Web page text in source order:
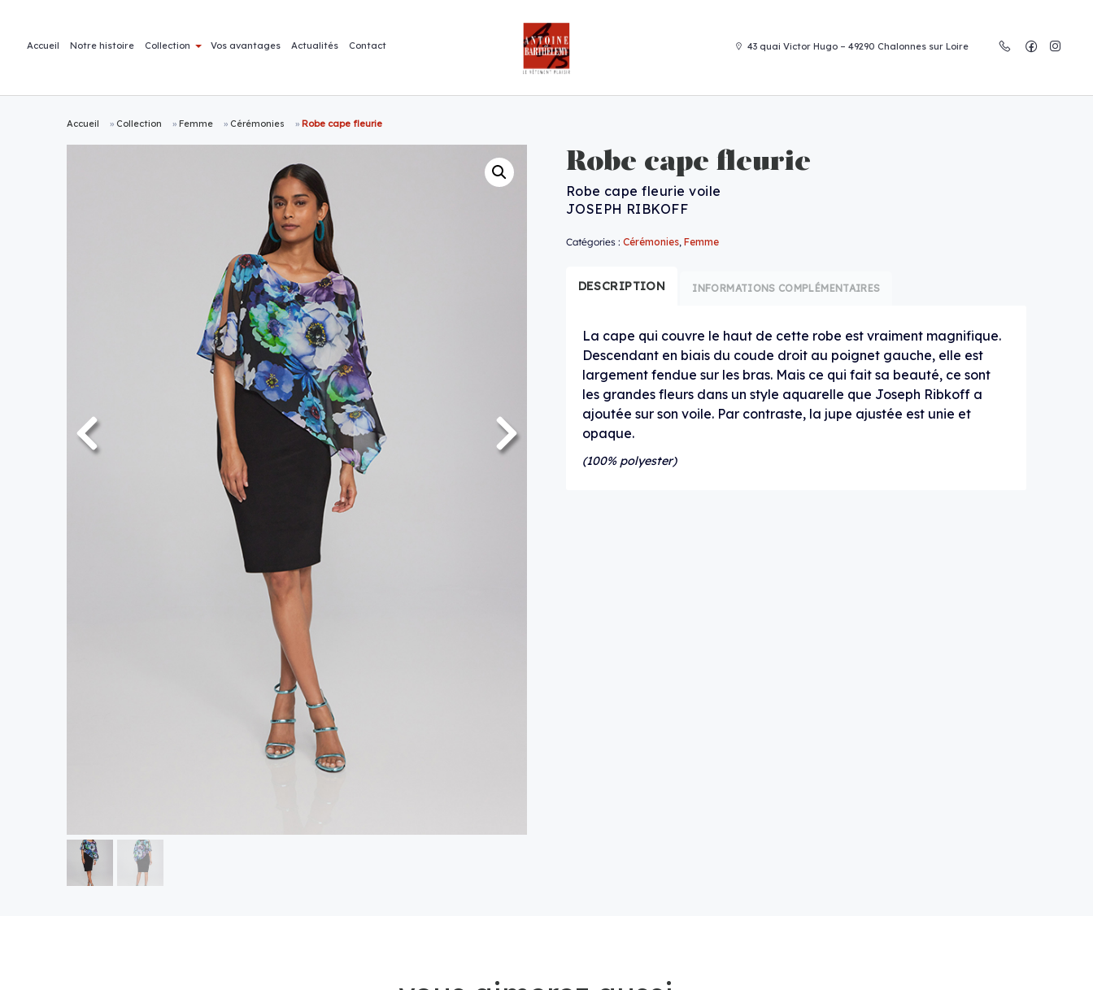
Accueil Notre histoire Collection Vos avantages Actualités Contact 43 quai Victor Hugo – 49290 Chalonnes sur Loire
Accueil » Collection »Femme » Cérémonies » Robe cape fleurie
Robe cape fleurie
Robe cape fleurie voile
JOSEPH RIBKOFF
Catégories : Cérémonies, Femme
DESCRIPTION INFORMATIONS COMPLÉMENTAIRES
La cape qui couvre le haut de cette robe est vraiment magnifique.
Descendant en biais du coude droit au poignet gauche, elle est
largement fendue sur les bras. Mais ce qui fait sa beauté, ce sont
les grandes fleurs dans un style aquarelle que Joseph Ribkoff a
ajoutée sur son voile. Par contraste, la jupe ajustée est unie et
opaque.
(100% polyester)